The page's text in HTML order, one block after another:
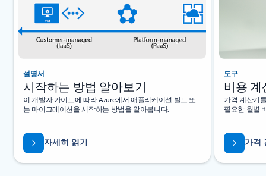
설명서
시작하는 방법 알아보기
이 개발자 가이드에 따라 Azure에서 애플리케이션 빌드 또
는 마이그레이션을 시작하는 방법을 알아봅니다.
자세히 읽기
도구
비용 계
가격 계산기
필요한 월별
가격